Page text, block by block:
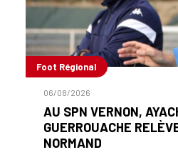
Foot Régional
06/08/2026
AU SPN VERNON,
GUERROUACHE
NORMAND